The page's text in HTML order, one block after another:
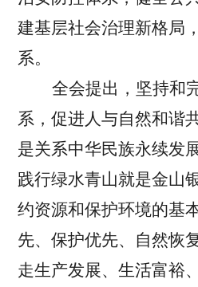
建基层社会治理新格局
系。
全会提出，坚持和
系，促进人与自然和谐
是关系中华民族永续发
践行绿水青山就是金山
约资源和保护环境的基
先、保护优先、自然恢
走生产发展、生活富裕